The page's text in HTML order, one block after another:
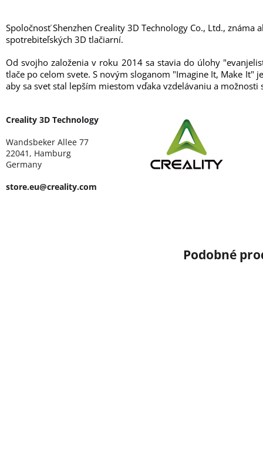
Spoločnosť Shenzhen Creality 3D Technology Co., Ltd.,
spotrebiteľských 3D tlačiarní.
Od svojho založenia v roku 2014 sa stavia do úlohy
tlače po celom svete. S novým sloganom "Imagine It, Make It"
aby sa svet stal lepším miestom vďaka vzdelávaniu a možnosti
Creality 3D Technology
Wandsbeker Allee 77
22041, Hamburg
Germany
store.eu@creality.com